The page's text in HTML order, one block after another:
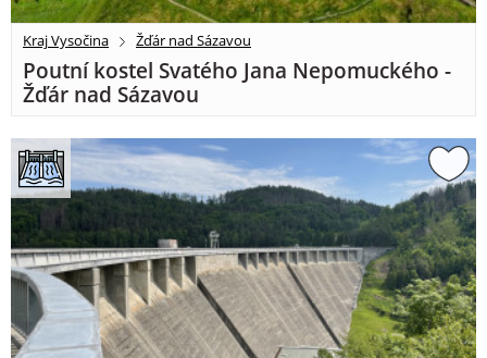
Kraj Vysočina Žďár nad Sázavou
Poutní kostel Svatého Jana Nepomuckého -
Žďár nad Sázavou